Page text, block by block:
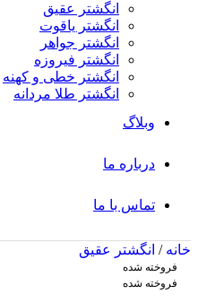
انگشتر عقیق
انگشتر یاقوت
انگشتر جواهر
انگشتر فیروزه
انگشتر خطی و کهنه
انگشتر طلا مردانه
وبلاگ
درباره ما
تماس با ما
خانه/ انگشتر عقیق
فروخته شده
فروخته شده